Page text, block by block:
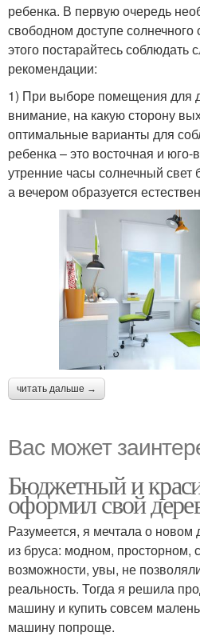
ребенка. В первую очередь
свободном доступе солнечного
этого постарайтесь соблюдать
рекомендации:
1) При выборе помещения для
внимание, на какую сторону
оптимальные варианты для
ребенка – это восточная и юго-
утренние часы солнечный свет
а вечером образуется
читать дальше →
Вас может
Бюджетный и
оформил свой
Разумеется, я мечтала о
из бруса: модном,
возможности, увы, не
реальность. Тогда я решила
машину и купить совсем
машину попроще.